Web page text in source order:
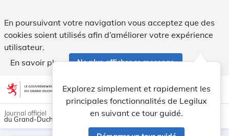
En poursuivant votre navigation vous acceptez que des
cookies soient utilisés afin d’améliorer votre expérience
utilisateur.
En savoir plus
Ne plus afficher ce message
Aller au contenu account_circle help Aide
Explorez simplement et rapidement les
principales fonctionnalités de Legilux
en suivant ce tour guidé.
light_mode dark_mode
Journal officiel
du Grand-Duché de Luxembourg